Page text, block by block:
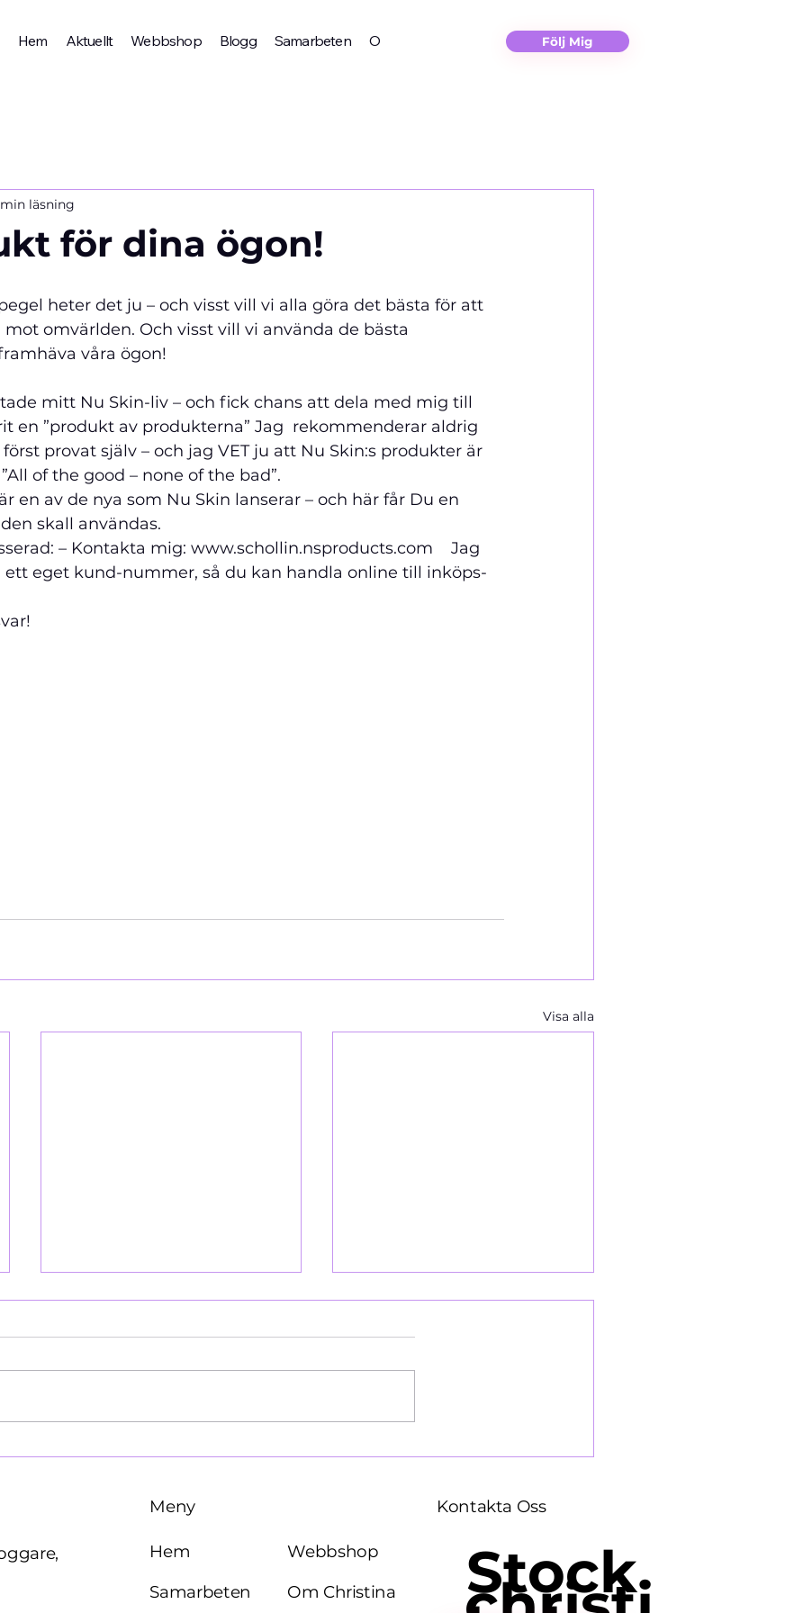
Hem Aktuellt Webbshop Blogg Samarbeten Om Christina Kontakt Följ Mig
för dina ögon!
min läsning
heter det ju – och visst vill vi alla göra det bästa för att
omvärlden. Och visst vill vi använda de bästa
våra ögon!
mitt Nu Skin-liv – och fick chans att dela med mig till
en ”produkt av produkterna” Jag  rekommenderar aldrig
provat själv – och jag VET ju att Nu Skin:s produkter är
of the good – none of the bad”.
en av de nya som Nu Skin lanserar – och här får Du en
skall användas.
– Kontakta mig: www.schollin.nsproducts.com    Jag
eget kund-nummer, så du kan handla online till inköps-
Visa alla
Bröllopsbesväg 1964
Meny
Hem
Samarbeten
Webbshop
Om Christina
Kontakta Oss
Stock